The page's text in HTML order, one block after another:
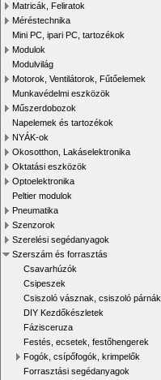
Matricák, Feliratok
Méréstechnika
Mini PC, ipari PC, tartozékok
Modulok
Modulvilág
Motorok, Ventilátorok, Fűtőelemek
Munkavédelmi eszközök
Műszerdobozok
Napelemek és tartozékok
NYÁK-ok
Okosotthon, Lakáselektronika
Oktatási eszközök
Optoelektronika
Peltier modulok
Pneumatika
Szenzorok
Szerelési segédanyagok
Szerszám és forrasztás
Csavarhúzók
Csipeszek
Csiszoló vásznak, csiszoló párnák
DIY Kezdőkészletek
Fázisceruza
Festés, ecsetek, festőhengerek
Fogók, csípőfogók, krimpelők
Forrasztási segédanyagok